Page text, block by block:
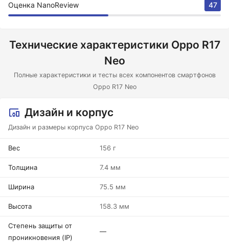
Оценка NanoReview 47
Технические характеристики Oppo R17
Neo
Полные характеристики и тесты всех компонентов смартфонов
Oppo R17 Neo
Дизайн и корпус
Дизайн и размеры корпуса Oppo R17 Neo
Вес 156 г
Толщина 7.4 мм
Ширина 75.5 мм
Высота 158.3 мм
Степень защиты от
проникновения (IP)
—